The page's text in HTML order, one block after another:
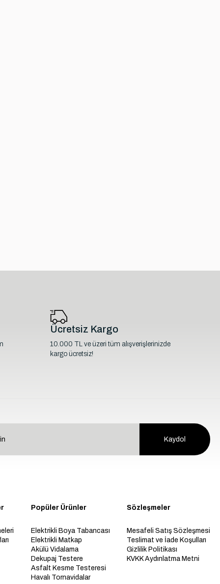
Ücretsiz Kargo
10.000 TL ve üzeri tüm alışverişlerinizde
kargo ücretsiz!
Kaydol
Popüler Ürünler
Elektrikli Boya Tabancası
Elektrikli Matkap
Akülü Vidalama
Dekupaj Testere
Asfalt Kesme Testeresi
Havalı Tornavidalar
Sözleşmeler
Mesafeli Satış Sözleşmesi
Teslimat ve İade Koşulları
Gizlilik Politikası
KVKK Aydınlatma Metni